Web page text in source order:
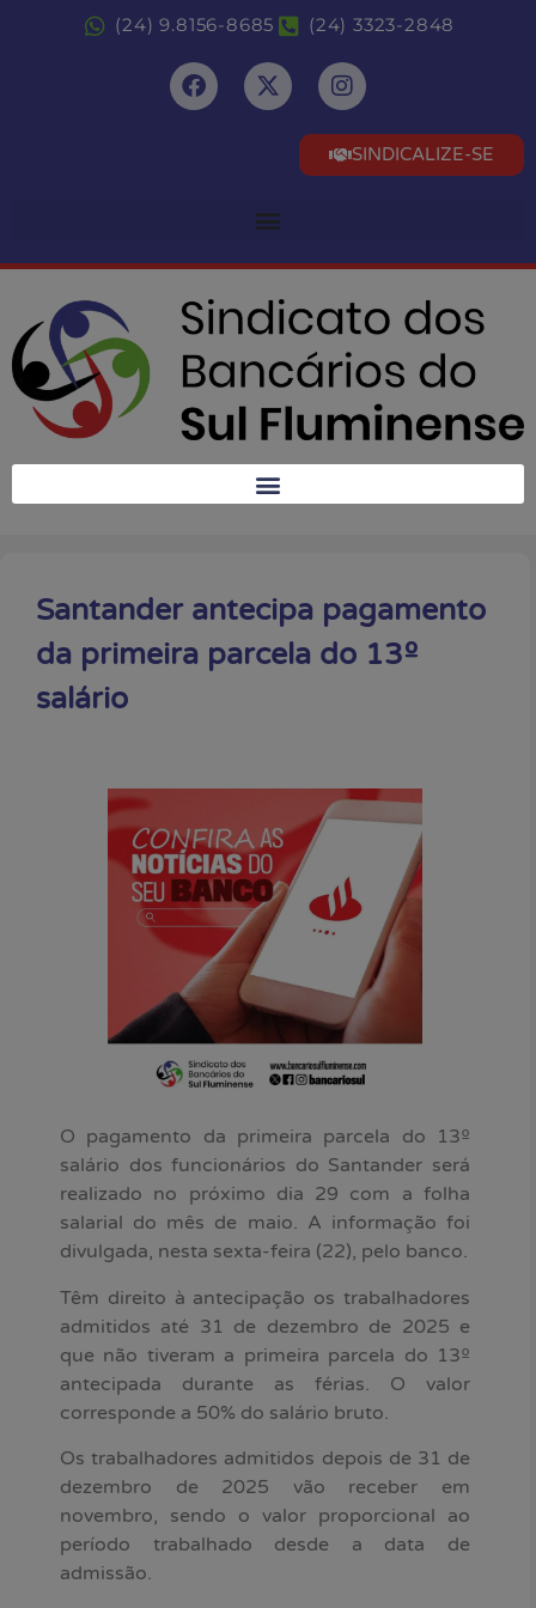
(24) 9.8156-8685 (24) 3323-2848
SINDICALIZE-SE
Santander antecipa pagamento
da primeira parcela do 13º
salário
O pagamento da primeira parcela do 13º
salário dos funcionários do Santander será
realizado no próximo dia 29 com a folha
salarial do mês de maio. A informação foi
divulgada, nesta sexta-feira (22), pelo banco.
Têm direito à antecipação os trabalhadores
admitidos até 31 de dezembro de 2025 e
que não tiveram a primeira parcela do 13º
antecipada durante as férias. O valor
corresponde a 50% do salário bruto.
Os trabalhadores admitidos depois de 31 de
dezembro de 2025 vão receber em
novembro, sendo o valor proporcional ao
período trabalhado desde a data de
admissão.